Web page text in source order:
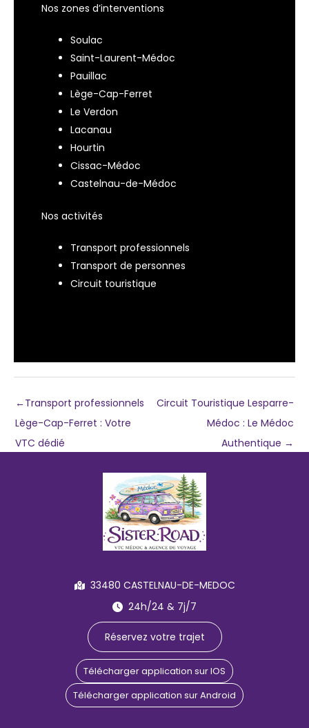
Nos zones d’interventions
Soulac
Saint-Laurent-Médoc
Pauillac
Lège-Cap-Ferret
Le Verdon
Lacanau
Hourtin
Cissac-Médoc
Castelnau-de-Médoc
Nos activités
Transport professionnels
Transport de personnes
Circuit touristique
←Transport professionnels
Lège-Cap-Ferret : Votre
VTC dédié
Circuit Touristique Lesparre-
Médoc : Le Médoc
Authentique →
33480 CASTELNAU-DE-MEDOC
24h/24 & 7j/7
Réservez votre trajet
Télécharger application sur IOS
Télécharger application sur Android